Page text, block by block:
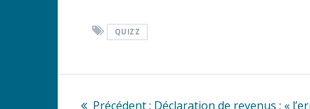
QUIZZ
Précédent : Article
Déclaration de revenus : «